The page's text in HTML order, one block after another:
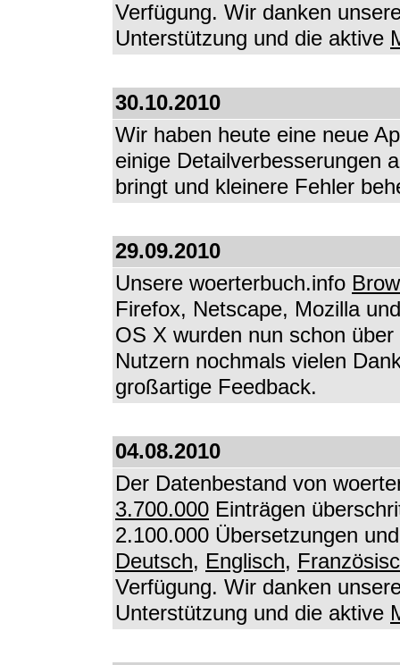
Verfügung. Wir danken
Unterstützung und die aktive
30.10.2010
Wir haben heute eine neue
einige Detailverbesserungen
bringt und kleinere Fehler
29.09.2010
Unsere woerterbuch.info
Firefox, Netscape, Mozilla
OS X wurden nun schon
Nutzern nochmals vielen
großartige Feedback.
04.08.2010
Der Datenbestand von
3.700.000 Einträgen
2.100.000 Übersetzungen
Deutsch, Englisch,
Verfügung. Wir danken
Unterstützung und die aktive